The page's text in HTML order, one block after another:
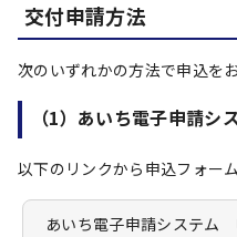
交付申請方法
次のいずれかの方法で申込を
（1）あいち電子申請シ
以下のリンクから申込フォー
あいち電子申請システム